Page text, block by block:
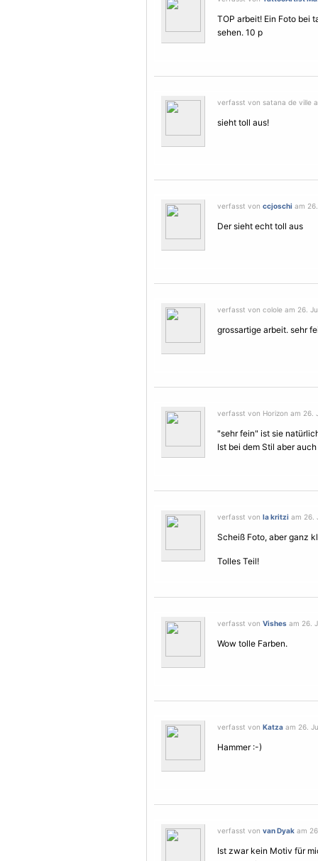
TOP arbeit! Ein Foto bei
sehen. 10 p
verfasst von satana de ville
sieht toll aus!
verfasst von ccjoschi am
Der sieht echt toll aus
verfasst von colole am 26.
grossartige arbeit. sehr
verfasst von Horizon am 26.
"sehr fein" ist sie
Ist bei dem Stil aber
verfasst von la kritzi am 26.
Scheiß Foto, aber ganz
Tolles Teil!
verfasst von Vishes am 26.
Wow tolle Farben.
verfasst von Katza am 26.
Hammer :-)
verfasst von van Dyak am
Ist zwar kein Motiv für